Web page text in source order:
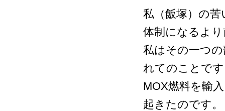
私（飯塚）の
体制になるよ
私はその一つ
れてのことで
MOX燃料を輸
起きたのです